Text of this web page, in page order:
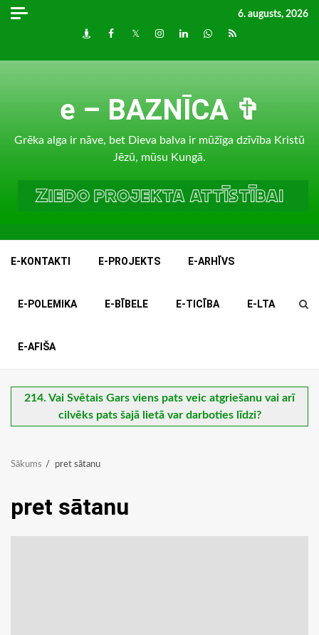
Skip
6. augusts, 2026
DraugiemFacebook
TwitterInstagram
LinkedInwhatsapp
RSS
e – BAZNĪCA ✞
Grēka alga ir nāve, bet Dieva balva ir mūžīga dzīvība Kristū
Jēzū, mūsu Kungā.
E-KONTAKTI E-PROJEKTS E-ARHĪVS
E-POLEMIKA E-BĪBELE E-TICĪBA E-LTA
E-AFIŠA
214. Vai Svētais Gars viens pats veic atgriešanu vai arī
cilvēks pats šajā lietā var darboties līdzi?
Sākums pret sātanu
pret sātanu